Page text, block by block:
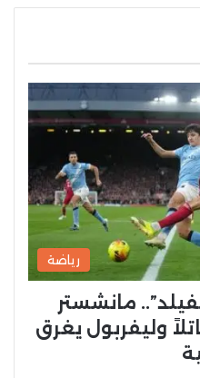
رياضة
مانشستر
وليفربول يغرق